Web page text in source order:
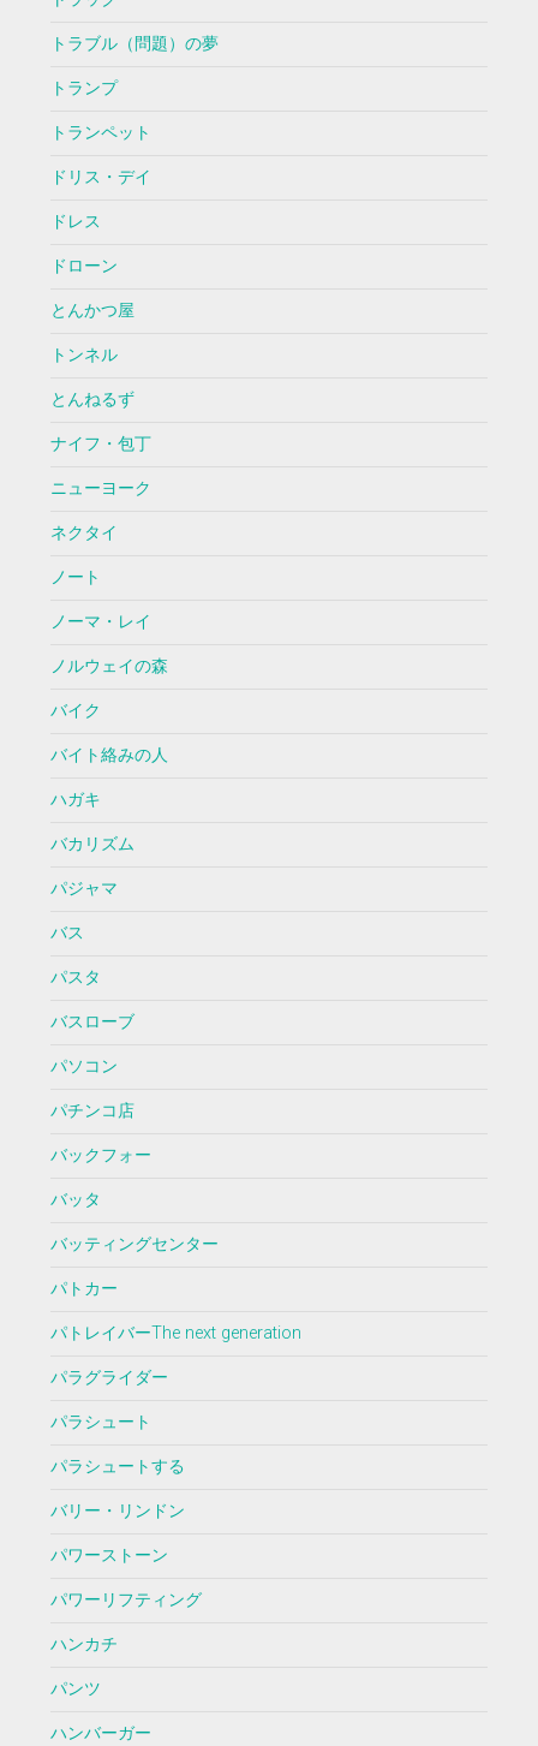
トラブル（問題）の夢
トランプ
トランペット
ドリス・デイ
ドレス
ドローン
とんかつ屋
トンネル
とんねるず
ナイフ・包丁
ニューヨーク
ネクタイ
ノート
ノーマ・レイ
ノルウェイの森
バイク
バイト絡みの人
ハガキ
バカリズム
パジャマ
バス
パスタ
バスローブ
パソコン
パチンコ店
バックフォー
バッタ
バッティングセンター
パトカー
パトレイバーThe next generation
パラグライダー
パラシュート
パラシュートする
バリー・リンドン
パワーストーン
パワーリフティング
ハンカチ
パンツ
ハンバーガー